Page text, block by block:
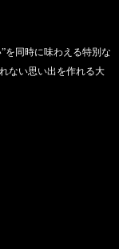
を同時に味わえる特別な
ない思い出を作れる大